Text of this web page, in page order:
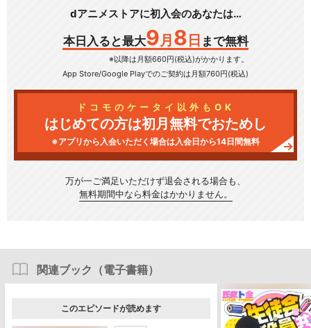
dアニメストアに初入会のあなたは…
本日入ると最大9 月 8 日 まで無料
※以降は月額660円(税込)がかかります。
App Store/Google Playでのご契約は月額760円(税込)
ドコモのケータイ以外もOK
はじめての方は初月無料でおためし
※アプリから入会いただく場合は入会日から14日間無料
万が一ご満足いただけず退会される場合も、
無料期間中なら料金はかかりません。
関連ブック（電子書籍）
このエピソードが読めます